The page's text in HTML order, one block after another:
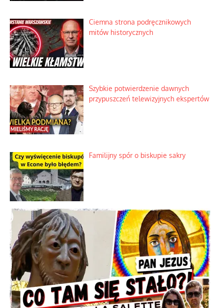
Ciemna strona podręcznikowych
mitów historycznych
Szybkie potwierdzenie dawnych
przypuszczeń telewizyjnych ekspertów
Familijny spór o biskupie sakry